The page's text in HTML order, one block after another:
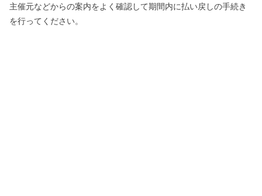
主催元などからの案内をよく確認して期間内に払い戻しの手続き
を行ってください。